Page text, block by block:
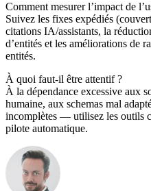
Comment mesurer l’impact de
Suivez les fixes expédiés
citations IA/assistants, la
d’entités et les améliorations de
entités.
À quoi faut-il être attentif ?
À la dépendance excessive aux
humaine, aux schemas mal
incomplètes — utilisez les outils
pilote automatique.